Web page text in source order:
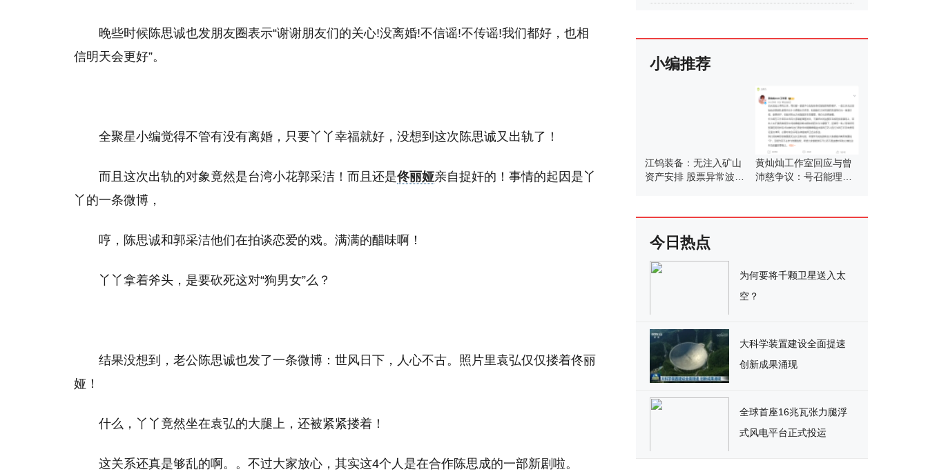
晚些时候陈思诚也发朋友圈表示“谢谢朋友们的关心!没离婚!不信谣!不传谣!我们都好，也相
信明天会更好”。
全聚星小编觉得不管有没有离婚，只要丫丫幸福就好，没想到这次陈思诚又出轨了！
而且这次出轨的对象竟然是台湾小花郭采洁！而且还是佟丽娅亲自捉奸的！事情的起因是丫
丫的一条微博，
哼，陈思诚和郭采洁他们在拍谈恋爱的戏。满满的醋味啊！
丫丫拿着斧头，是要砍死这对“狗男女”么？
结果没想到，老公陈思诚也发了一条微博：世风日下，人心不古。照片里袁弘仅仅搂着佟丽
娅！
什么，丫丫竟然坐在袁弘的大腿上，还被紧紧搂着！
这关系还真是够乱的啊。。不过大家放心，其实这4个人是在合作陈思成的一部新剧啦。
小编推荐
江钨装备：无注入矿山
资产安排 股票异常波动
黄灿灿工作室回应与曾
沛慈争议：号召能理智
今日热点
为何要将千颗卫星送入太
空？
大科学装置建设全面提速
创新成果涌现
全球首座16兆瓦张力腿浮
式风电平台正式投运